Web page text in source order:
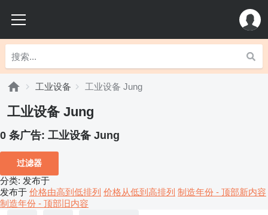
工业设备 工业设备 Jung
工业设备 Jung
0 条广告: 工业设备 Jung
过滤器
分类: 发布于
发布于 价格由高到低排列 价格从低到高排列 制造年份 - 顶部新内容
制造年份 - 顶部旧内容